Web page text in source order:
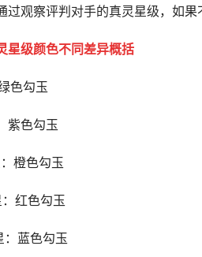
过观察评判对手的真灵星级，如果
星级颜色不同差异概括
色勾玉
紫色勾玉
橙色勾玉
红色勾玉
蓝色勾玉